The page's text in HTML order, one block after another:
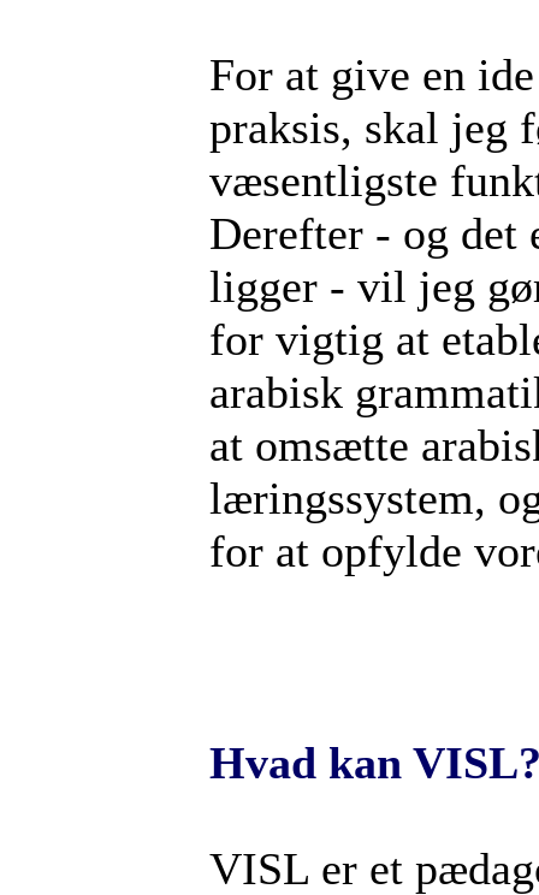
For at give en
praksis, skal jeg
væsentligste
Derefter - og
ligger - vil jeg
for vigtig at
arabisk
at omsætte
læringssystem,
for at opfylde
Hvad kan
VISL er et